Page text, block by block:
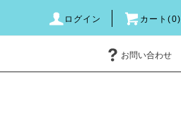
ログイン カート(0)
お問い合わせ